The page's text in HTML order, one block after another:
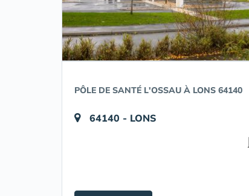
PÔLE DE SANTÉ L'OSSAU À LONS 64140
64140 - LONS